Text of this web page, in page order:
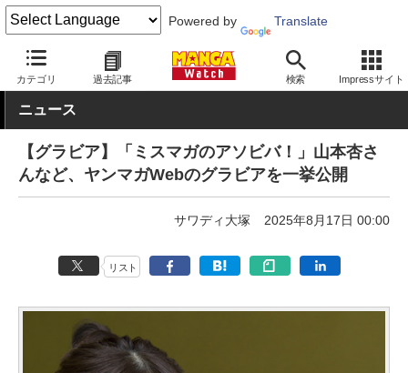
Powered by Translate
カテゴリ 過去記事 検索 Impressサイト
MANGA Watch 青年
ニュース
【グラビア】「ミスマガのアソビバ！」山本杏さ
んなど、ヤンマガWebのグラビアを一挙公開
サワディ大塚 2025年8月17日 00:00
リスト